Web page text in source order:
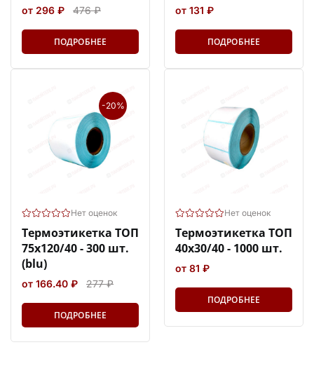
от 296 ₽ 476 ₽
ПОДРОБНЕЕ
от 131 ₽
ПОДРОБНЕЕ
-20%
Нет оценок
Термоэтикетка ТОП
75х120/40 - 300 шт.
(blu)
от 166.40 ₽ 277 ₽
ПОДРОБНЕЕ
Нет оценок
Термоэтикетка ТОП
40х30/40 - 1000 шт.
от 81 ₽
ПОДРОБНЕЕ